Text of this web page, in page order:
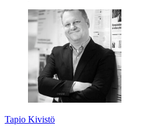
Tapio Kivistö